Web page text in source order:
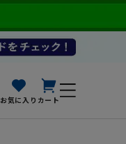
お気に入り カート